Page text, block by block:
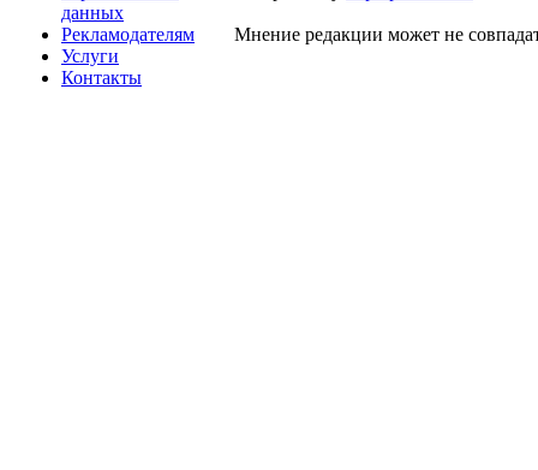
данных
Рекламодателям
Услуги
Контакты
Мнение редакции может не